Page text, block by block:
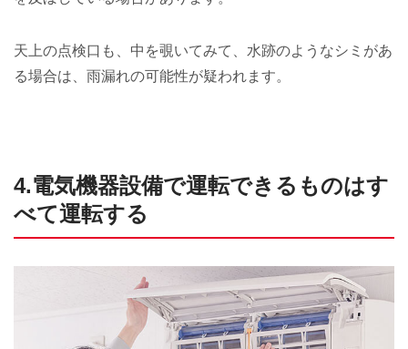
天上の点検口も、中を覗いてみて、水跡のようなシミがあ
る場合は、雨漏れの可能性が疑われます。
4.電気機器設備で運転できるものはす
べて運転する